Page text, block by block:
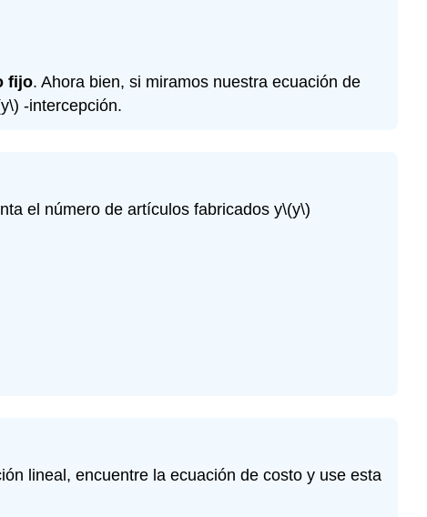
fijo. Ahora bien, si miramos nuestra ecuación de
-intercepción.
el número de artículos fabricados y\(y\)
lineal, encuentre la ecuación de costo y use esta